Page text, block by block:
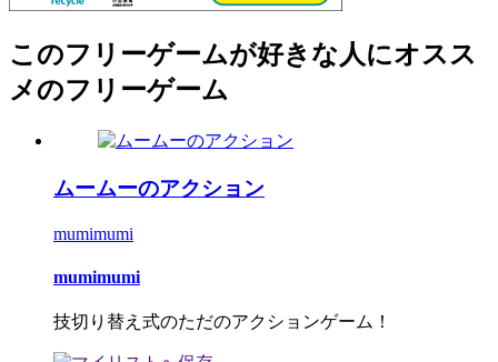
このフリーゲームが好きな人にオスス
メのフリーゲーム
ムームーのアクション
mumimumi
mumimumi
技切り替え式のただのアクションゲーム！